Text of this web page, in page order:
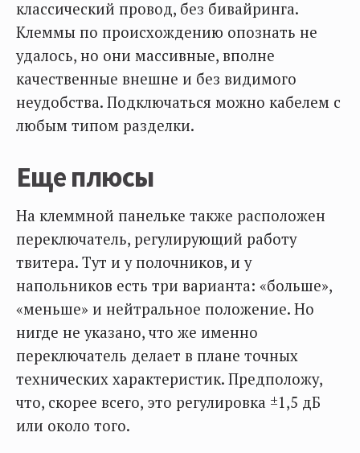
классический провод, без бивайринга.
Клеммы по происхождению опознать не
удалось, но они массивные, вполне
качественные внешне и без видимого
неудобства. Подключаться можно кабелем с
любым типом разделки.
Еще плюсы
На клеммной панельке также расположен
переключатель, регулирующий работу
твитера. Тут и у полочников, и у
напольников есть три варианта: «больше»,
«меньше» и нейтральное положение. Но
нигде не указано, что же именно
переключатель делает в плане точных
технических характеристик. Предположу,
что, скорее всего, это регулировка ±1,5 дБ
или около того.